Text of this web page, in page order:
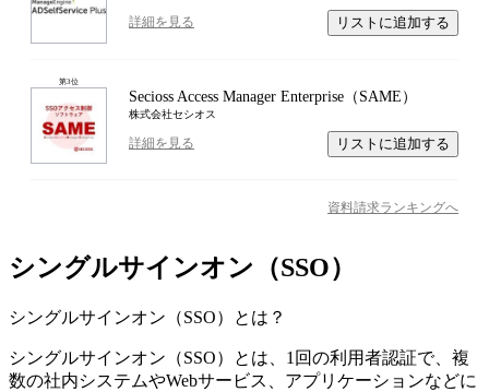
詳細を見る リストに追加する
第3位
Secioss Access Manager Enterprise（SAME）
株式会社セシオス
詳細を見る リストに追加する
資料請求ランキングへ
シングルサインオン（SSO）
シングルサインオン（SSO） とは？
シングルサインオン（SSO）とは、1回の利用者認証で、複
数の社内システムやWebサービス、アプリケーションなどに